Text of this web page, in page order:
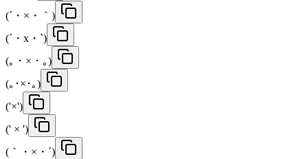
(´・×・｀)
(´・x・`)
(｡・×・｡)
(｡･×･｡)
('×')
(' × ')
(｀・×・´)